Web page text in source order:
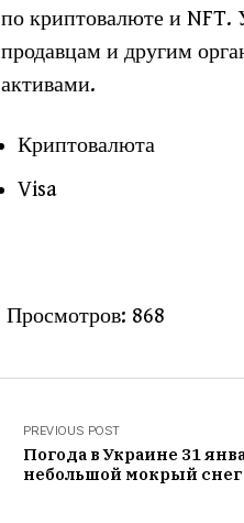
по криптовалюте и NFT.
продавцам и другим
активами.
Криптовалюта
Visa
Просмотров: 868
PREVIOUS POST
Погода в Украине 31
небольшой мокрый